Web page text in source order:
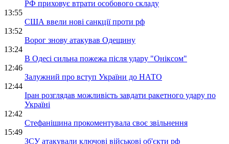
РФ приховує втрати особового складу
13:55
США ввели нові санкції проти рф
13:52
Ворог знову атакував Одещину
13:24
В Одесі сильна пожежа після удару "Оніксом"
12:46
Залужний про вступ України до НАТО
12:44
Іран розглядав можливість завдати ракетного удару по
Україні
12:42
Стефанішина прокоментувала своє звільнення
15:49
ЗСУ атакували ключові військові об'єкти рф